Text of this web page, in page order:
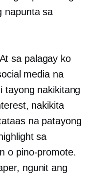
napunta sa
sa palagay ko
media na
tayong nakikitang
nakikita
na patayong
sa
o pino-promote.
ngunit ang